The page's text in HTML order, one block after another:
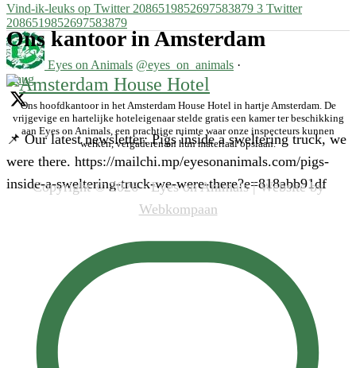
Vind-ik-leuks op Twitter 2086519852697583879 3 Twitter
2086519852697583879
Eyes on Animals @eyes_on_animals ·
5 aug
📌 Our latest newsletter: Pigs inside a sweltering truck, we
were there. https://mailchi.mp/eyesonanimals.com/pigs-
inside-a-sweltering-truck-we-were-there?e=818abb91df
Ons kantoor in Amsterdam
Ons hoofdkantoor in het Amsterdam House Hotel in hartje Amsterdam. De
vrijgevige en hartelijke hoteleigenaar stelde gratis een kamer ter beschikking
aan Eyes on Animals, een prachtige ruimte waar onze inspecteurs kunnen
werken, vergaderen en hun materiaal opslaan.
Copyright © 2026 · Eyes on Animals | Website by
Webkompaan